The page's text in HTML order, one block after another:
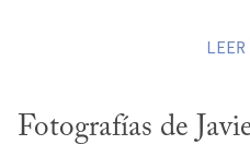
LEER
Fotografías de